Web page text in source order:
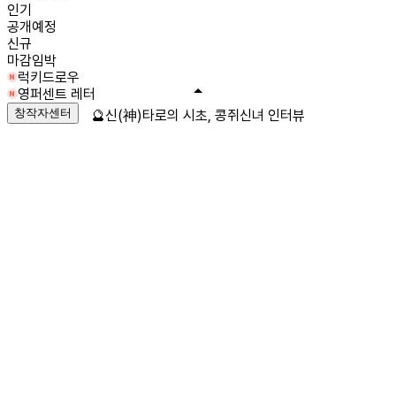
인기
공개예정
신규
마감임박
럭키드로우
영퍼센트 레터
창작자센터 🔮신(神)타로의 시초, 콩쥐신녀 인터뷰